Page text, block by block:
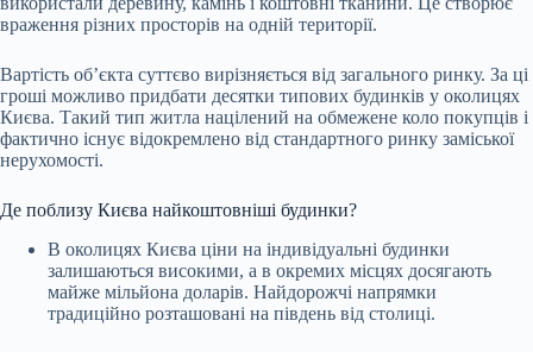
враження різних просторів на одній території.
Вартість об’єкта суттєво вирізняється від загального ринку. За ці
гроші можливо придбати десятки типових будинків у околицях
Києва. Такий тип житла націлений на обмежене коло покупців і
фактично існує відокремлено від стандартного ринку заміської
нерухомості.
Де поблизу Києва найкоштовніші будинки?
В околицях Києва ціни на індивідуальні будинки
залишаються високими, а в окремих місцях досягають
майже мільйона доларів. Найдорожчі напрямки
традиційно розташовані на південь від столиці.